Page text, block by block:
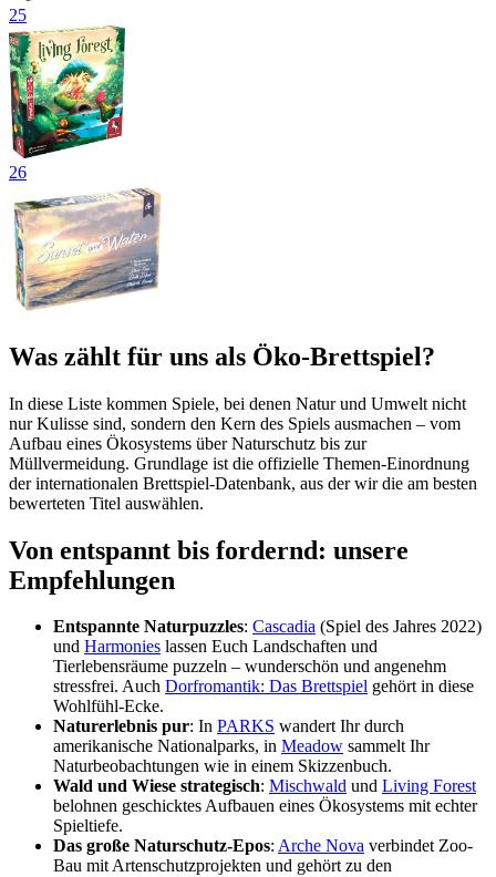
25
26
Was zählt für uns als Öko-Brettspiel?
In diese Liste kommen Spiele, bei denen Natur und Umwelt nicht
nur Kulisse sind, sondern den Kern des Spiels ausmachen – vom
Aufbau eines Ökosystems über Naturschutz bis zur
Müllvermeidung. Grundlage ist die offizielle Themen-Einordnung
der internationalen Brettspiel-Datenbank, aus der wir die am besten
bewerteten Titel auswählen.
Von entspannt bis fordernd: unsere
Empfehlungen
Entspannte Naturpuzzles: Cascadia (Spiel des Jahres 2022)
und Harmonies lassen Euch Landschaften und
Tierlebensräume puzzeln – wunderschön und angenehm
stressfrei. Auch Dorfromantik: Das Brettspiel gehört in diese
Wohlfühl-Ecke.
Naturerlebnis pur: In PARKS wandert Ihr durch
amerikanische Nationalparks, in Meadow sammelt Ihr
Naturbeobachtungen wie in einem Skizzenbuch.
Wald und Wiese strategisch: Mischwald und Living Forest
belohnen geschicktes Aufbauen eines Ökosystems mit echter
Spieltiefe.
Das große Naturschutz-Epos: Arche Nova verbindet Zoo-
Bau mit Artenschutzprojekten und gehört zu den